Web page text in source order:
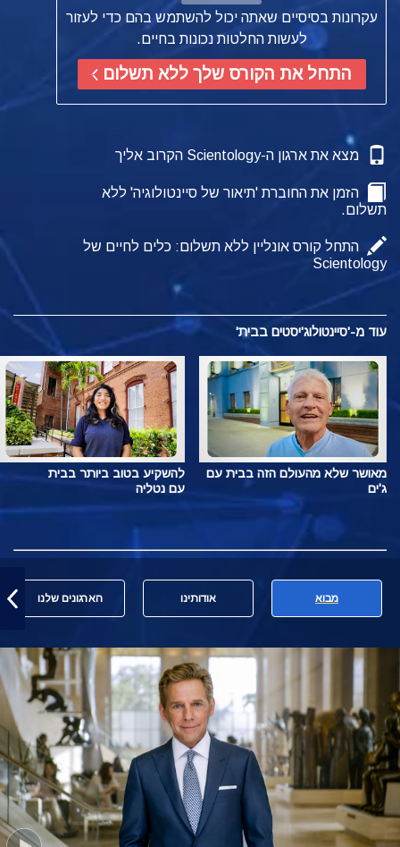
עקרונות בסיסיים שאתה יכול להשתמש בהם כדי לעזור
לעשות החלטות נכונות בחיים.
התחל את הקורס שלך ללא תשלום
מצא את ארגון ה-Scientology הקרוב אליך
הזמן את החוברת 'תיאור של סיינטולוגיה' ללא
תשלום.
התחל קורס אונליין ללא תשלום: כלים לחיים של
Scientology
עוד מ-'סיינטולוג'יסטים בבית'
מאושר שלא מהעולם הזה בבית עם
ג'ים
להשקיע בטוב ביותר בבית
עם נטליה
מבוא אודותינו הארגונים שלנו